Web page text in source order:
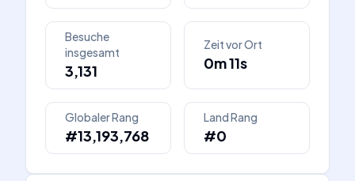
Besuche
insgesamt
3,131
Zeit vor Ort
0m 11s
Globaler Rang
#13,193,768
Land Rang
#0